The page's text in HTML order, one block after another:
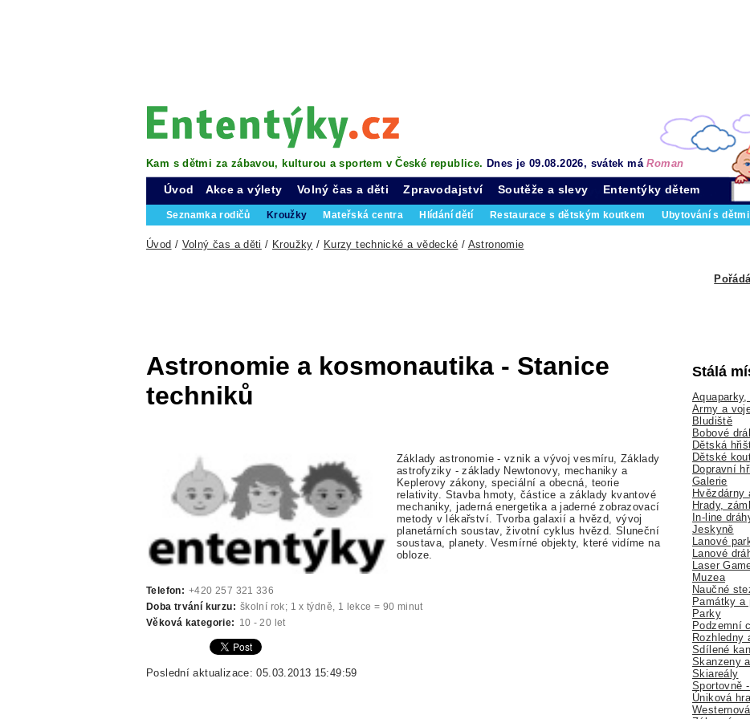
Kam s dětmi za zábavou, kulturou a sportem v České republice. Dnes je 09.08.2026, svátek máRoman
Úvod Akce a výlety Volný čas a děti
Seznamka rodičů Kroužky Mateřská centra Hlídání dětí Restaurace s dětským koutkem Ubytování s dětmi
Zpravodajství Soutěže a slevy Ententýky dětem
Úvod / Volný čas a děti / Kroužky / Kurzy technické a vědecké / Astronomie
Astronomie a kosmonautika - Stanice
techniků
Základy astronomie - vznik a vývoj vesmíru, Základy
astrofyziky - základy Newtonovy, mechaniky a
Keplerovy zákony, speciální a obecná, teorie
relativity. Stavba hmoty, částice a základy kvantové
mechaniky, jaderná energetika a jaderné zobrazovací
metody v lékařství. Tvorba galaxií a hvězd, vývoj
planetárních soustav, životní cyklus hvězd. Sluneční
soustava, planety. Vesmírné objekty, které vidíme na
obloze.
Telefon: +420 257 321 336
Doba trvání kurzu: školní rok; 1 x týdně, 1 lekce = 90 minut
Věková kategorie:
10 - 20 let
Poslední aktualizace: 05.03.2013 15:49:59
Stálá
Army a
Bludiště
Bobové
Dětská
Dětské
Dopravní
Galerie
Hvězdárny
Hrady,
In-line
Jeskyně
Lanové
Lanové
Laser
Muzea
Naučné
Památky a
Parky
Podzemní
Rozhledny
Sdílené
Skanzeny
Skiareály
Sportovně
Úniková hra